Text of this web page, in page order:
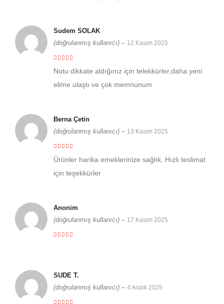
Sudem SOLAK
(doğrulanmış kullanıcı) – 12 Kasım 2025
Notu dikkate aldığınız için telekkürler,daha yeni
elime ulaştı ve çok memnunum
5 üzerinden
Berna Çetin
(doğrulanmış kullanıcı) – 13 Kasım 2025
Ürünler harika emeklerinize sağlık. Hızlı teslimat
için teşekkürler
Anonim
(doğrulanmış kullanıcı) – 17 Kasım 2025
SUDE T.
(doğrulanmış kullanıcı) – 4 Aralık 2025